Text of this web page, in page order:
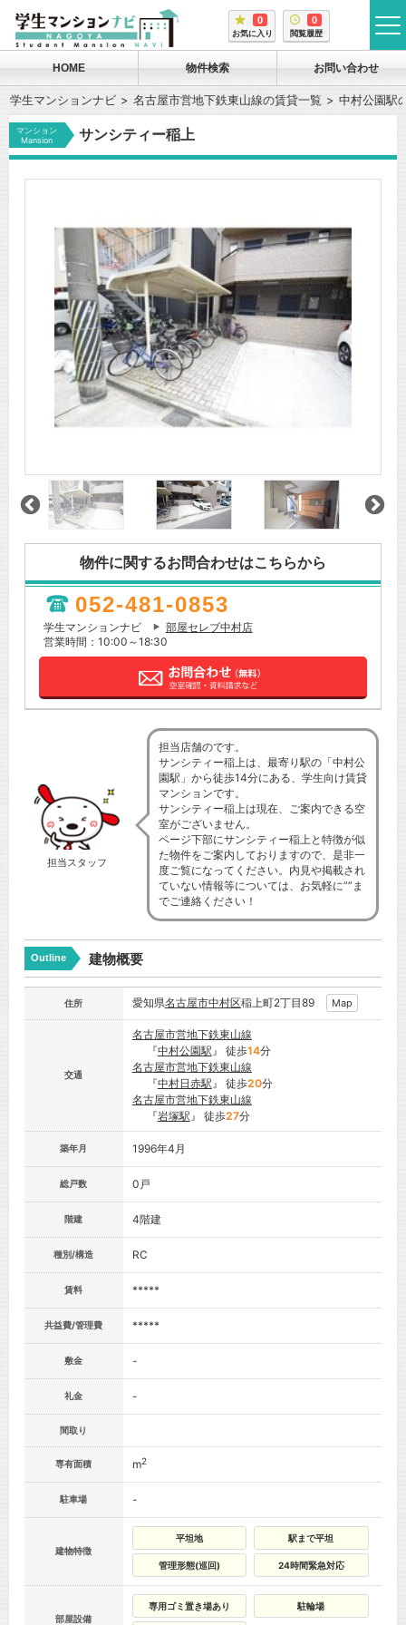
0
お気に入り
0
閲覧履歴
HOME 物件検索 お問い合わせ
学生マンションナビ 名古屋市営地下鉄東山線の賃貸一覧 中村公園駅
マンション
Mansion
サンシティー稲上
物件に関するお問合わせはこちらから
052-481-0853
学生マンションナビ
部屋セレブ中村店
営業時間：10:00～18:30
担当スタッフ
担当店舗のです。
サンシティー稲上は、最寄り駅の「中村公
園駅」から徒歩14分にある、学生向け賃貸
マンションです。
サンシティー稲上は現在、ご案内できる空
室がございません。
ページ下部にサンシティー稲上と特徴が似
た物件をご案内しておりますので、是非一
度ご覧になってください。内見や掲載され
ていない情報等については、お気軽に””ま
でご連絡ください！
Outline 建物概要
住所 愛知県名古屋市中村区稲上町2丁目89 Map
交通
名古屋市営地下鉄東山線
『中村公園駅』 徒歩14分
名古屋市営地下鉄東山線
『中村日赤駅』 徒歩20分
名古屋市営地下鉄東山線
『岩塚駅』 徒歩27分
築年月 1996年4月
総戸数 0戸
階建 4階建
種別/構造 RC
賃料 *****
共益費/管理費 *****
敷金 -
礼金 -
間取り
専有面積 m2
駐車場 -
建物特徴
平坦地 駅まで平坦
管理形態(巡回) 24時間緊急対応
部屋設備
専用ゴミ置き場あり 駐輪場